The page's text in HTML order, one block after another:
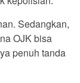
Sedangkan,
OJK bisa
penuh tanda